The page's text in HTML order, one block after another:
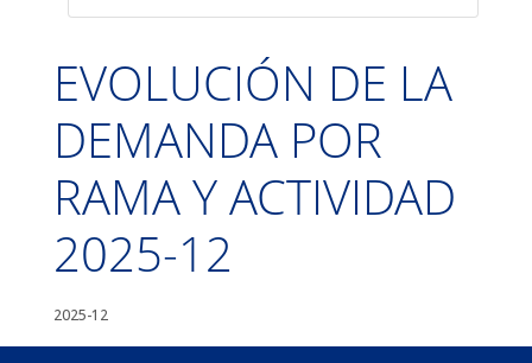
EVOLUCIÓN DE LA
DEMANDA POR
RAMA Y ACTIVIDAD
2025-12
2025-12